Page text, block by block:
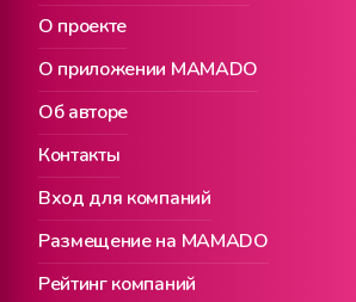
О проекте
Вход для компаний
О приложении MAMADO
Размещение на MAMADO
Об авторе
Рейтинг компаний
Контакты